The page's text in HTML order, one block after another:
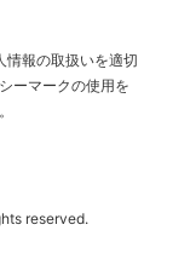
情報の取扱いを適切
ーマークの使用を
reserved.